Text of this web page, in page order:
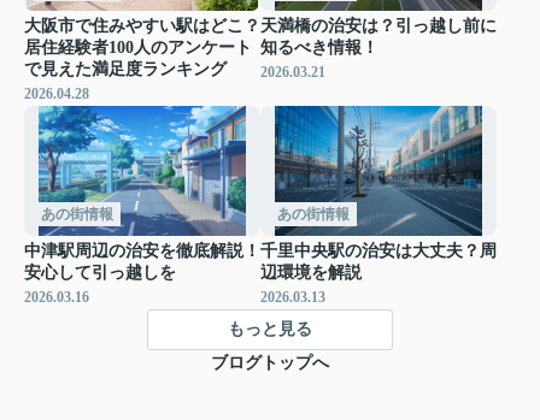
大阪市で住みやすい駅はどこ？
居住経験者100人のアンケート
で見えた満足度ランキング
2026.04.28
天満橋の治安は？引っ越し前に
知るべき情報！
2026.03.21
あの街情報
中津駅周辺の治安を徹底解説！
安心して引っ越しを
2026.03.16
あの街情報
千里中央駅の治安は大丈夫？周
辺環境を解説
2026.03.13
もっと見る
ブログトップへ